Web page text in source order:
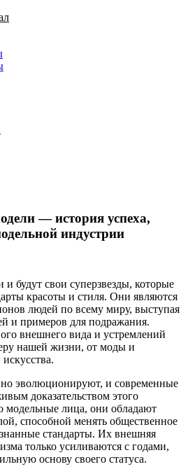
— история успеха,
индустрии
будут свои суперзвезды, которые
красоты и стиля. Они являются
людей по всему миру, выступая
и примеров для подражания.
внешнего вида и устремлений
нашей жизни, от моды и
эволюционируют, и современные
доказательством этого
модельные лица, они обладают
способной менять общественное
стандарты. Их внешняя
только усиливаются с годами,
основу своего статуса.